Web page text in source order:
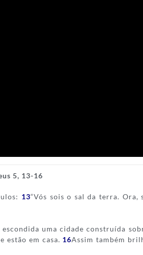
5, 13-16
13“Vós sois o sal da terra. Ora,
uma cidade construída
estão em casa. 16Assim também